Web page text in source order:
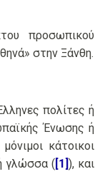
προσωπικού
στην Ξάνθη.
πολίτες ή
Ένωσης ή
κάτοικοι
γλώσσα ([1]), και